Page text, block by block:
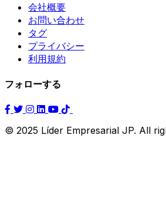
会社概要
お問い合わせ
タグ
プライバシー
利用規約
フォローする
© 2025 Líder Empresarial JP. All